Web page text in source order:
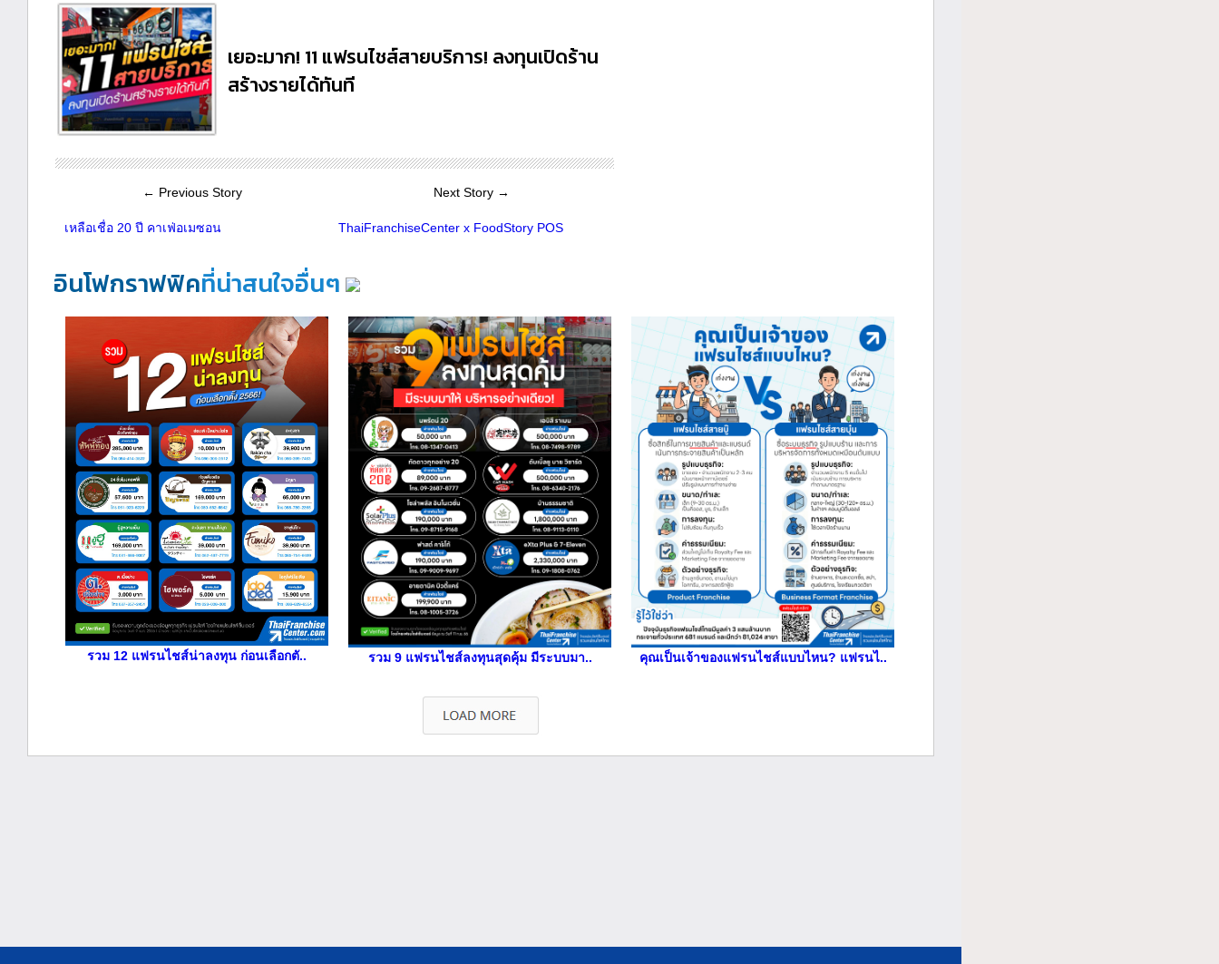
เยอะมาก! 11 แฟรนไชส์สายบริการ! ลงทุนเปิดร้าน
สร้างรายได้ทันที
← Previous Story Next Story →
เหลือเชื่อ 20 ปี คาเฟ่อเมซอน ThaiFranchiseCenter x FoodStory POS
อินโฟกราฟฟิคที่น่าสนใจอื่นๆ
รวม 12 แฟรนไชส์น่าลงทุน ก่อนเลือกตั.. รวม 9 แฟรนไชส์ลงทุนสุดคุ้ม มีระบบมา.. คุณเป็นเจ้าของแฟรนไชส์แบบไหน? แฟรนไ..